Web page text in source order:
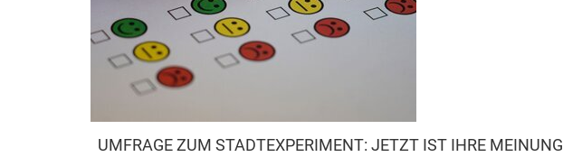
UMFRAGE ZUM STADTEXPERIMENT: JETZT IST IHRE MEINUNG